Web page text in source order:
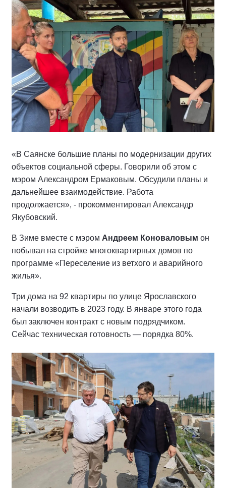
«В Саянске большие планы по модернизации других
объектов социальной сферы. Говорили об этом с
мэром Александром Ермаковым. Обсудили планы и
дальнейшее взаимодействие. Работа
продолжается», - прокомментировал Александр
Якубовский.
В Зиме вместе с мэром Андреем Коноваловым он
побывал на стройке многоквартирных домов по
программе «Переселение из ветхого и аварийного
жилья».
Три дома на 92 квартиры по улице Ярославского
начали возводить в 2023 году. В январе этого года
был заключен контракт с новым подрядчиком.
Сейчас техническая готовность — порядка 80%.